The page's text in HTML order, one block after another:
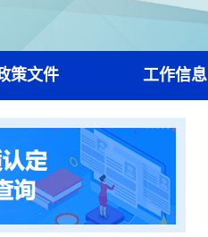
策文件 工作信息